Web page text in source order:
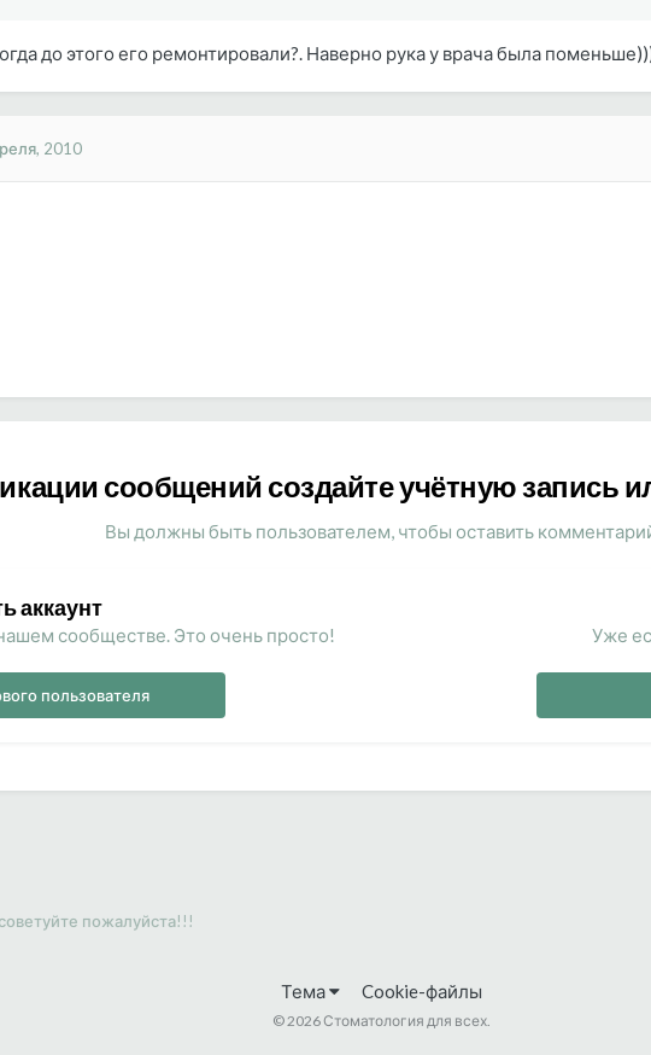
до этого его ремонтировали?. Наверно рука у врача была
2010
сообщений создайте учётную запись
Вы должны быть пользователем, чтобы оставить
аккаунт
сообществе. Это очень просто!
пользователя
Уже
пожалуйста!!!
Тема Cookie-файлы
© 2026 Стоматология для всех.